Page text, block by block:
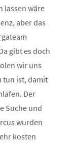
lassen wäre
aber das
gibt es doch
wir uns
tun ist, damit
Der
Suche und
wurden
kosten